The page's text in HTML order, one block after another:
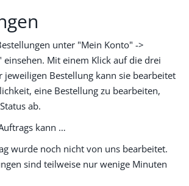
unter "Mein Konto" ->
einsehen. Mit einem Klick auf die drei
jeweiligen Bestellung kann sie bearbeitet
eine Bestellung zu bearbeiten,
ab.
kann …
wurde noch nicht von uns bearbeitet.
sind teilweise nur wenige Minuten